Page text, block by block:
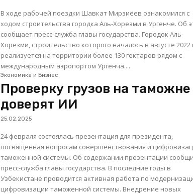
В ходе рабочей поездки Шавкат Мирзиёев ознакомился с
ходом строительства городка Аль-Хорезми в Ургенче. Об
сообщает пресс-служба главы государства. Городок Аль-
Хорезми, строительство которого началось в августе 2022
реализуется на территории более 130 гектаров рядом с
международным аэропортом Ургенча....
Экономика и Бизнес
Проверку грузов на таможне
доверят ИИ
25.02.2025
24 февраля состоялась презентация для президента,
посвященная вопросам совершенствования и
таможенной системы. Об содержании презентации
пресс-служба главы государства. В последние годы в
Узбекистане проводится активная работа по
цифровизации таможенной системы. Внедрение новых